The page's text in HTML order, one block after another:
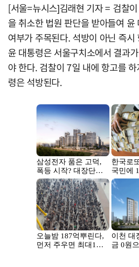
[서울=뉴시스]김래현 기자 = 검찰
을 취소한 법원 판단을 받아들여 윤
여부가 주목된다. 석방이 아닌 즉시
윤 대통령은 서울구치소에서 결과
야 한다. 검찰이 7일 내에 항고를
령은 석방된다.